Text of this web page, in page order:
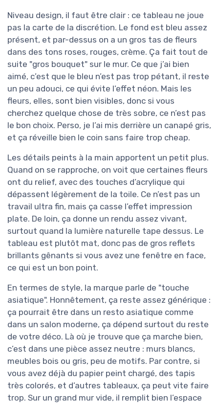
Niveau design, il faut être clair : ce tableau ne joue
pas la carte de la discrétion. Le fond est bleu assez
présent, et par-dessus on a un gros tas de fleurs
dans des tons roses, rouges, crème. Ça fait tout de
suite "gros bouquet" sur le mur. Ce que j’ai bien
aimé, c’est que le bleu n’est pas trop pétant, il reste
un peu adouci, ce qui évite l’effet néon. Mais les
fleurs, elles, sont bien visibles, donc si vous
cherchez quelque chose de très sobre, ce n’est pas
le bon choix. Perso, je l’ai mis derrière un canapé gris,
et ça réveille bien le coin sans faire trop cheap.
Les détails peints à la main apportent un petit plus.
Quand on se rapproche, on voit que certaines fleurs
ont du relief, avec des touches d’acrylique qui
dépassent légèrement de la toile. Ce n’est pas un
travail ultra fin, mais ça casse l’effet impression
plate. De loin, ça donne un rendu assez vivant,
surtout quand la lumière naturelle tape dessus. Le
tableau est plutôt mat, donc pas de gros reflets
brillants gênants si vous avez une fenêtre en face,
ce qui est un bon point.
En termes de style, la marque parle de "touche
asiatique". Honnêtement, ça reste assez générique :
ça pourrait être dans un resto asiatique comme
dans un salon moderne, ça dépend surtout du reste
de votre déco. Là où je trouve que ça marche bien,
c’est dans une pièce assez neutre : murs blancs,
meubles bois ou gris, peu de motifs. Par contre, si
vous avez déjà du papier peint chargé, des tapis
très colorés, et d’autres tableaux, ça peut vite faire
trop. Sur un grand mur vide, il remplit bien l’espace